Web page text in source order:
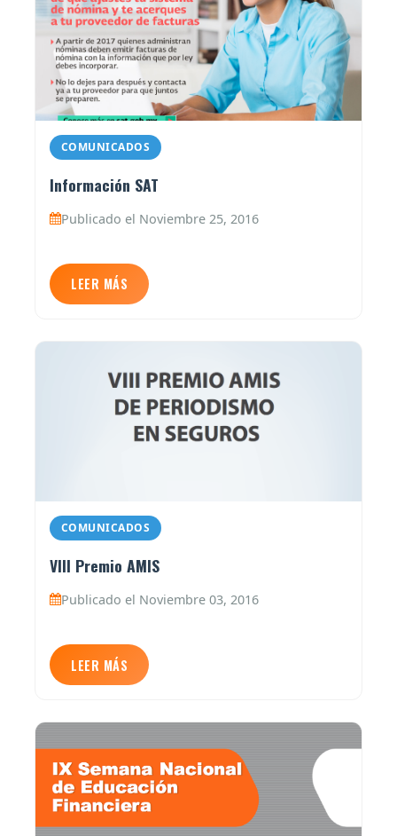
COMUNICADOS
Información SAT
Publicado el Noviembre 25, 2016
LEER MÁS
COMUNICADOS
VIII Premio AMIS
Publicado el Noviembre 03, 2016
LEER MÁS